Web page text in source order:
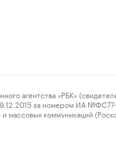
«РБК»
за номером ИА
массовых коммуникаций